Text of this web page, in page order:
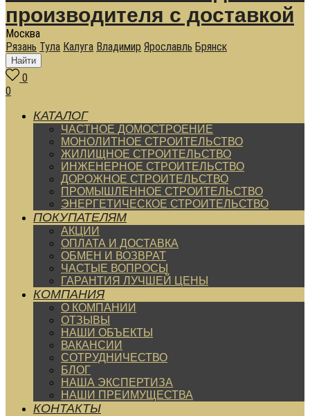
Москва
Рязань Тула Калуга Владимир Ярославль Брянск
Найти
0
0
КАТАЛОГ
ЧАСТНОЕ ДОМОСТРОЕНИЕ
МОНОЛИТНОЕ СТРОИТЕЛЬСТВО
ЖИЛИЩНОЕ СТРОИТЕЛЬСТВО
ИНЖЕНЕРНОЕ СТРОИТЕЛЬСТВО
ДОРОЖНОЕ СТРОИТЕЛЬСТВО
ПРОМЫШЛЕННОЕ СТРОИТЕЛЬСТВО
ЭНЕРГЕТИЧЕСКОЕ СТРОИТЕЛЬСТВО
ПОКУПАТЕЛЯМ
АКЦИИ
ОПЛАТА И ДОСТАВКА
ОБМЕН И ВОЗВРАТ
ЧАСТЫЕ ВОПРОСЫ
ГАРАНТИЯ ЛУЧШЕЙ ЦЕНЫ
КОМПАНИЯ
О КОМПАНИИ
ОТЗЫВЫ
НАШИ ОБЪЕКТЫ
ВАКАНСИИ
СОТРУДНИЧЕСТВО
БЛОГ
НАША ЭКСПЕРТИЗА
НАШИ ПРЕИМУЩЕСТВА
КОНТАКТЫ